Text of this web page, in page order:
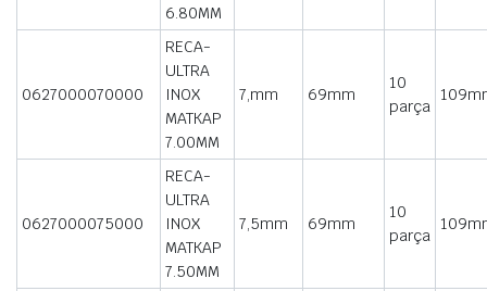
6.80MM
0627000070000
RECA-
ULTRA
INOX
MATKAP
7.00MM
7,mm 69mm
10
parça
0627000075000
RECA-
ULTRA
INOX
MATKAP
7.50MM
7,5mm 69mm
10
parça